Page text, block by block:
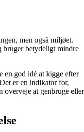
men også miljøet.
betydeligt mindre
en god idé at kigge efter
er en indikator for,
overveje at genbruge eller